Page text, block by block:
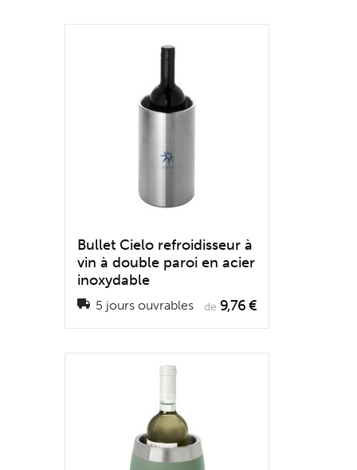
Bullet Cielo refroidisseur à
vin à double paroi en acier
inoxydable
5 jours ouvrables de 9,76 €